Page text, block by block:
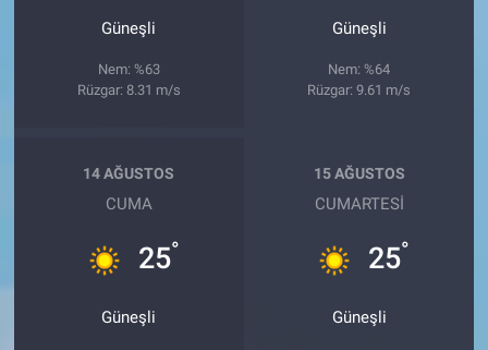
Güneşli
Nem: %63
Rüzgar: 8.31 m/s
Güneşli
Nem: %64
Rüzgar: 9.61 m/s
14 AĞUSTOS
CUMA
25°
Güneşli
15 AĞUSTOS
CUMARTESI
25°
Güneşli